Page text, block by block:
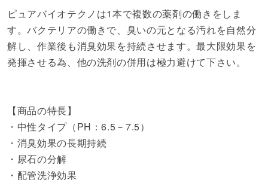
ピュアバイオテクノは1本で複数の薬剤の働きをしま
す。バクテリアの働きで、臭いの元となる汚れを自然分
解し、作業後も消臭効果を持続させます。最大限効果を
発揮させる為、他の洗剤の併用は極力避けて下さい。
【商品の特長】
・中性タイプ（PH：6.5－7.5）
・消臭効果の長期持続
・尿石の分解
・配管洗浄効果